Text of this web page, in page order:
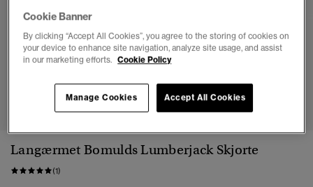
2 4 5
Langærmet Bomulds Lumberjack Skjorte
(1)
Cookie Banner
By clicking “Accept All Cookies”, you agree to the storing of cookies on
your device to enhance site navigation, analyze site usage, and assist
in our marketing efforts. Cookie Policy
Accept All Cookies
Manage Cookies